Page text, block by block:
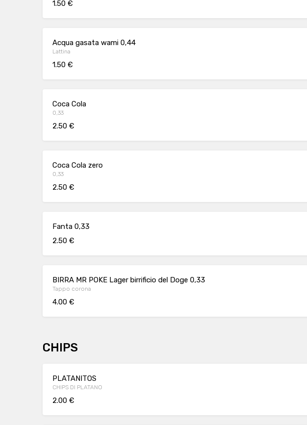
1.50 €
Acqua gasata wami 0,44
Lattina
1.50 €
Coca Cola
0,33
2.50 €
Coca Cola zero
0,33
2.50 €
Fanta 0,33
2.50 €
BIRRA MR POKE Lager birrificio del Doge 0,33
Tappo corona
4.00 €
CHIPS
PLATANITOS
CHIPS DI PLATANO
2.00 €